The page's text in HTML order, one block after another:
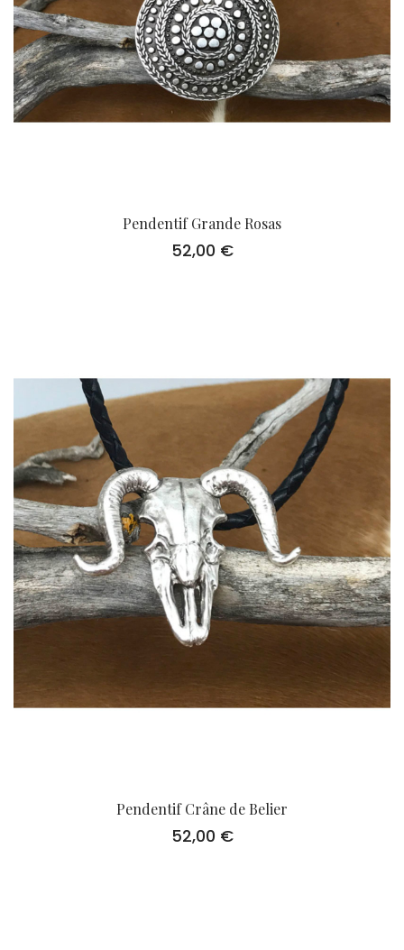
Pendentif Grande Rosas
52,00 €
Pendentif Crâne de Belier
52,00 €